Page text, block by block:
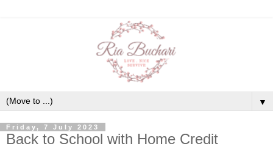
▼
Friday, 7 July 2023
Back to School with Home Credit